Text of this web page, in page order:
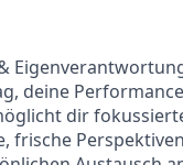
deine
dir
frische